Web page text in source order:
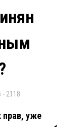
2118
прав, уже